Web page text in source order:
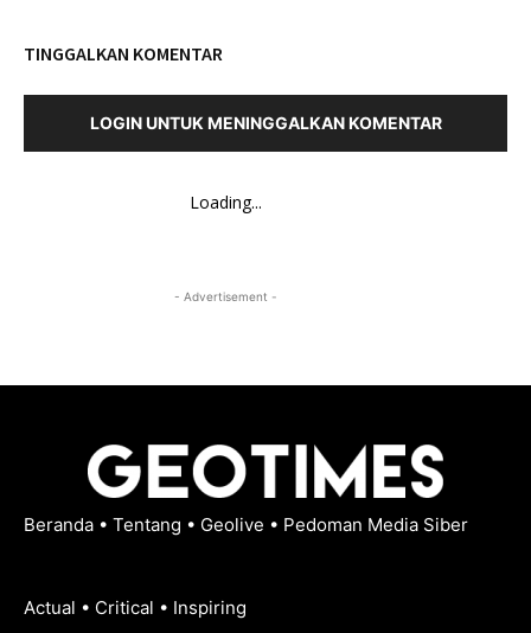
TINGGALKAN KOMENTAR
LOGIN UNTUK MENINGGALKAN KOMENTAR
Loading...
- Advertisement -
Beranda • Tentang • Geolive • Pedoman Media Siber
Actual • Critical • Inspiring